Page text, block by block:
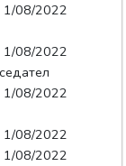
08/2022
08/2022
08/2022
08/2022
08/2022